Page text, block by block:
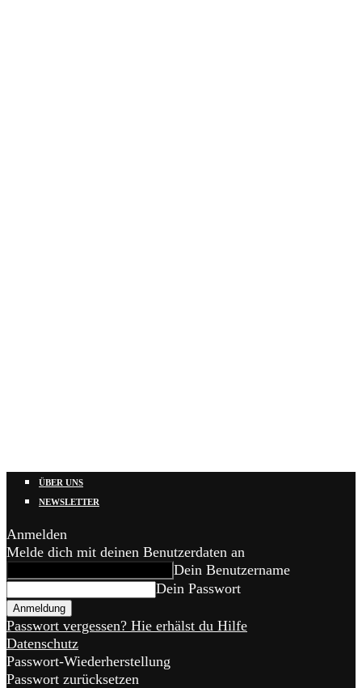
ÜBER UNS
NEWSLETTER
Anmelden
Melde dich mit deinen Benutzerdaten an
Dein Benutzername
Dein Passwort
Passwort vergessen? Hie erhälst du Hilfe
Datenschutz
Passwort-Wiederherstellung
Passwort zurücksetzen